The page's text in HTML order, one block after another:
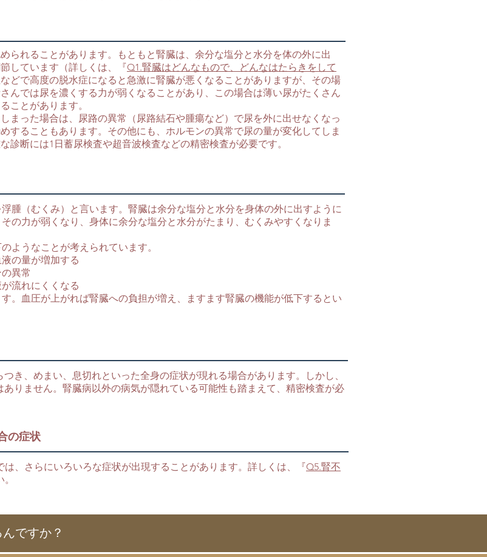
られることがあります。もともと腎臓は、余分な塩分と水分を体の外に出
しています（詳しくは、『Q1.腎臓はどんなもので、どんなはたらきをして
どで高度の脱水症になると急激に腎臓が悪くなることがありますが、その場
んでは尿を濃くする力が弱くなることがあり、この場合は薄い尿がたくさん
ことがあります。
まった場合は、尿路の異常（尿路結石や腫瘍など）で尿を外に出せなくなっ
することもあります。その他にも、ホルモンの異常で尿の量が変化してしま
診断には1日蓄尿検査や超音波検査などの精密検査が必要です。
腫（むくみ）と言います。腎臓は余分な塩分と水分を身体の外に出すように
の力が弱くなり、身体に余分な塩分と水分がたまり、むくみやすくなりま
ようなことが考えられています。
の量が増加する
異常
流れにくくなる
。血圧が上がれば腎臓への負担が増え、ますます腎臓の機能が低下するとい
き、めまい、息切れといった全身の症状が現れる場合があります。しかし、
りません。腎臓病以外の病気が隠れている可能性も踏まえて、精密検査が必
の症状
、さらにいろいろな症状が出現することがあります。詳しくは、『Q5.腎不
ですか？